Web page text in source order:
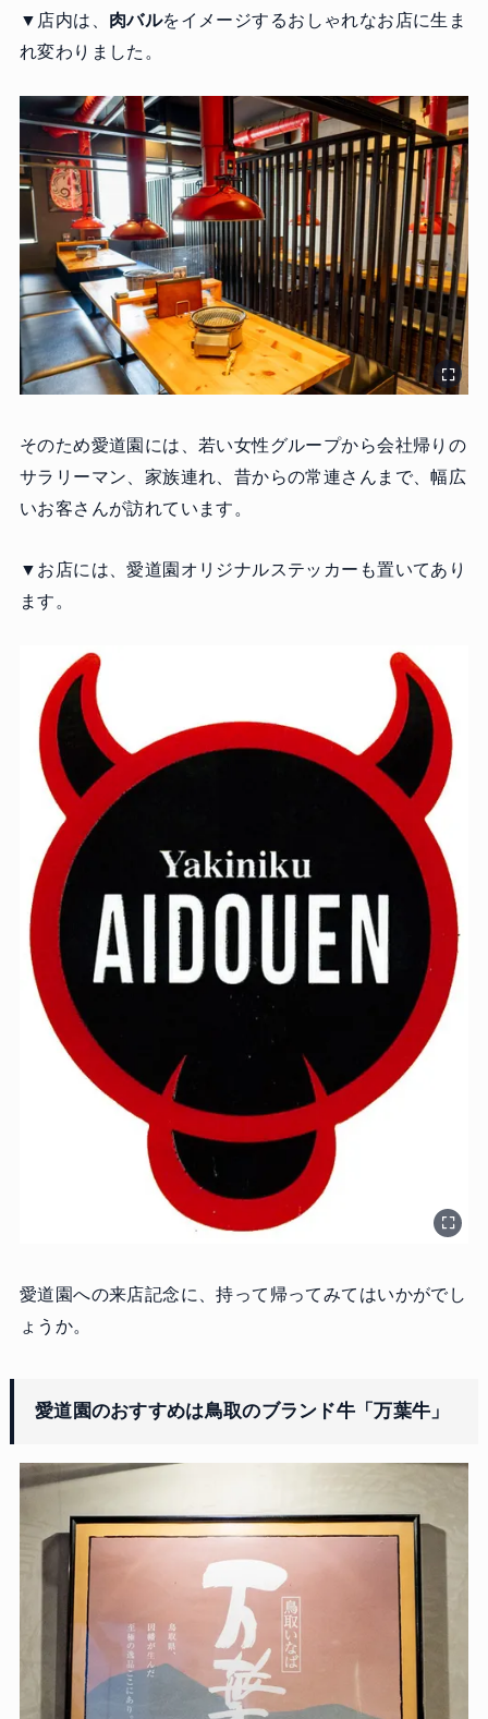
▼店内は、 肉バルをイメージするおしゃれなお店に生ま
れ変わりました。
そのため愛道園には、若い女性グループから会社帰りの
サラリーマン、家族連れ、昔からの常連さんまで、幅広
いお客さんが訪れています。
▼お店には、愛道園オリジナルステッカーも置いてあり
ます。
愛道園への来店記念に、持って帰ってみてはいかがでし
ょうか。
愛道園のおすすめは鳥取のブランド牛「万葉牛」